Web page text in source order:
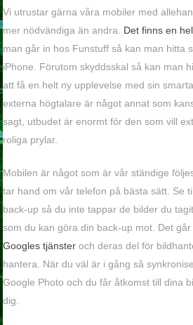
Vi utrustar gärna våra mobiler med
mer nödvändiga än andra. Det finns en
man går in hos Funstuff så kan man hitta
iPhone. Förutom skyddsskal så kan man
att få en helt ny upplevelse med sin
externa högtalare är något annat som
sagt, utbudet är enormt för den som vill
roliga prylar.
Mobilen är något som är vår ständige
tar hand om vår telefon på bästa sätt. Se
back-up så du inte tappar de bilder du
som du kan göra din back-up mot. Det
Googles tjänster och deras del för
hantera. När du väl är i gång så
Google Photo och du får åtkomst till dina
dig.